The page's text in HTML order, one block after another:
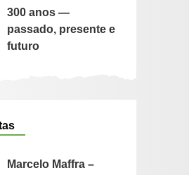
300 anos —
passado, presente e
futuro
Marcelo Maffra –